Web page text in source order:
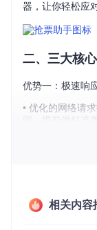
器，让你轻松应
二、三大核
优势一：极速响
• 优化的网络请
间，提前做好准
优势二：简单易
优势三：多平台
相关内容